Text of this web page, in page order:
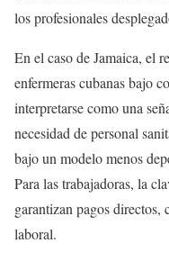
los profesionales
En el caso de Jamaica, el
enfermeras cubanas bajo
interpretarse como una
necesidad de personal
bajo un modelo menos
Para las trabajadoras, la
garantizan pagos
laboral.